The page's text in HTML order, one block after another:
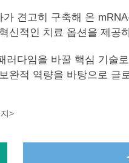
견고히 구축해 온
적인 치료 옵션을 제공
다임을 바꿀 핵심 기
완적 역량을 바탕으로
>